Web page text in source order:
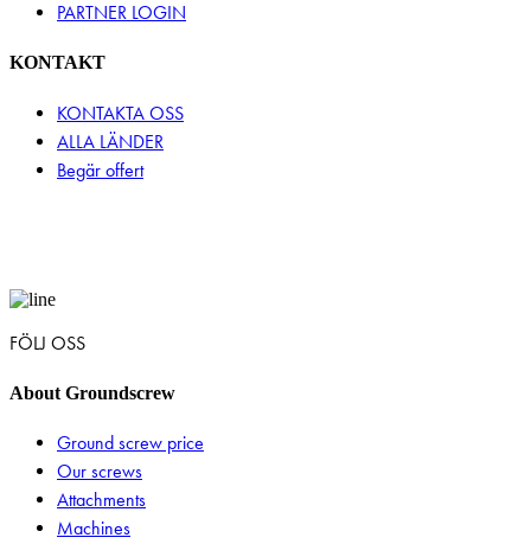
PARTNER LOGIN
KONTAKT
KONTAKTA OSS
ALLA LÄNDER
Begär offert
FÖLJ OSS
About Groundscrew
Ground screw price
Our screws
Attachments
Machines